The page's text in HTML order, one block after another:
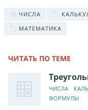
ЧИСЛА
МАТЕМАТИКА
ЧИТАТЬ ПО ТЕМЕ
ЧИСЛА
ФОРМУЛЫ